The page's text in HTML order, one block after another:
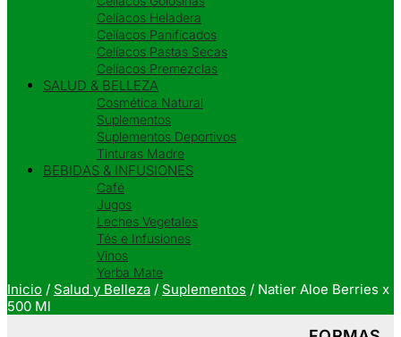
Celíacos Heladera
Celíacos Panificados
Celíacos Pastas Secas
Celíacos Premezclas
SALUD & BELLEZA
Cosmética Natural
Suplementos
Suplementos Deportivos
Tinturas Madre
BEBIDAS & INFUSIONES
Café
Jugos
Leches Vegetales
Tés e Infusiones
Vinos
Yerba Mate
Inicio / Salud y Belleza / Suplementos / Natier Aloe Berries x
500 Ml